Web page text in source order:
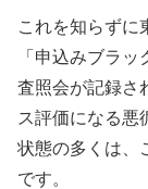
これを知らずに
「申込みブラ
査照会が記録さ
ス評価になる悪
状態の多くは、
です。